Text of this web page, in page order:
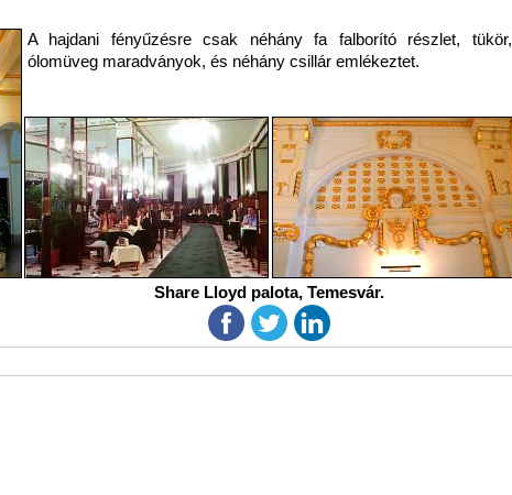
A hajdani fényűzésre csak néhány fa falborító részlet, tükör,
ólomüveg maradványok, és néhány csillár emlékeztet.
Share Lloyd palota, Temesvár.